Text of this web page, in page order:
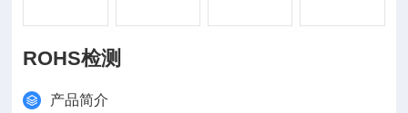
ROHS检测
产品简介